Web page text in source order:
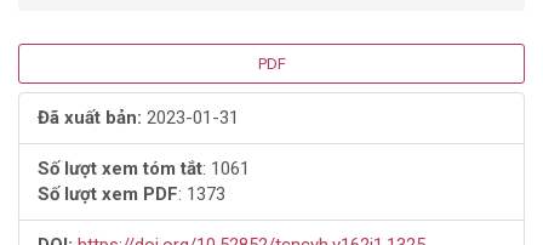
Thanh
bên
bài
viết
PDF
Đã xuất bản: 2023-01-31
Số lượt xem tóm tắt: 1061
Số lượt xem PDF: 1373